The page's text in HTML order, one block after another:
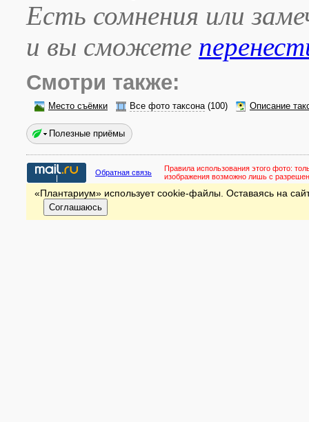
Есть сомнения или
и вы сможете
Смотри также:
Место съёмки Все фото таксона(100) Описание
Полезные приёмы
Обратная связь Правила использования этого фото:
изображения возможно лишь с
«Плантариум» использует cookie-файлы. Оставаясь на
Соглашаюсь